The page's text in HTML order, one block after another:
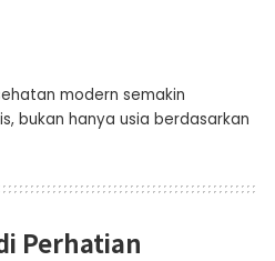
modern semakin
bukan hanya usia berdasarkan
Perhatian